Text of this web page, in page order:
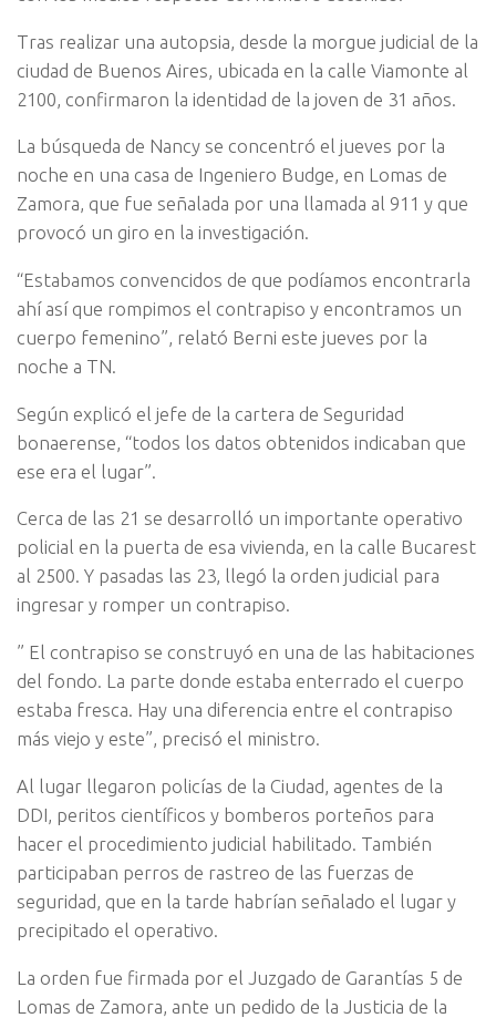
Tras realizar una autopsia, desde la morgue judicial de la
ciudad de Buenos Aires, ubicada en la calle Viamonte al
2100, confirmaron la identidad de la joven de 31 años.
La búsqueda de Nancy se concentró el jueves por la
noche en una casa de Ingeniero Budge, en Lomas de
Zamora, que fue señalada por una llamada al 911 y que
provocó un giro en la investigación.
“Estabamos convencidos de que podíamos encontrarla
ahí así que rompimos el contrapiso y encontramos un
cuerpo femenino”, relató Berni este jueves por la
noche a TN.
Según explicó el jefe de la cartera de Seguridad
bonaerense, “todos los datos obtenidos indicaban que
ese era el lugar”.
Cerca de las 21 se desarrolló un importante operativo
policial en la puerta de esa vivienda, en la calle Bucarest
al 2500. Y pasadas las 23, llegó la orden judicial para
ingresar y romper un contrapiso.
” El contrapiso se construyó en una de las habitaciones
del fondo. La parte donde estaba enterrado el cuerpo
estaba fresca. Hay una diferencia entre el contrapiso
más viejo y este”, precisó el ministro.
Al lugar llegaron policías de la Ciudad, agentes de la
DDI, peritos científicos y bomberos porteños para
hacer el procedimiento judicial habilitado. También
participaban perros de rastreo de las fuerzas de
seguridad, que en la tarde habrían señalado el lugar y
precipitado el operativo.
La orden fue firmada por el Juzgado de Garantías 5 de
Lomas de Zamora, ante un pedido de la Justicia de la